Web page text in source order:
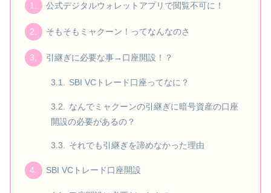
公式デジタルウォレットアプリで閲覧不可に！
そもそもミャクーン！ってなんなのさ
引継ぎに必要な事→口座開設！？
SBI VCトレード口座ってなに？
なんでミャクーンの引継ぎに暗号資産の口座
開設の必要があるの？
それでも引継ぎを諦めなかった理由
SBI VCトレード口座開設